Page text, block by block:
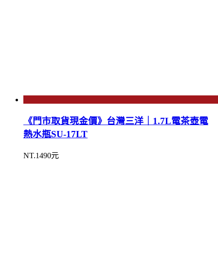
《門市取貨現金價》台灣三洋｜1.7L電茶壺電
熱水瓶SU-17LT
NT.1490元